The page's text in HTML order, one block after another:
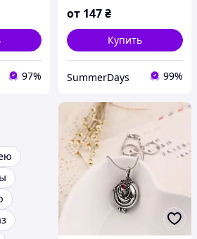
97%
от 147₴
Купить
SummerDays 99%